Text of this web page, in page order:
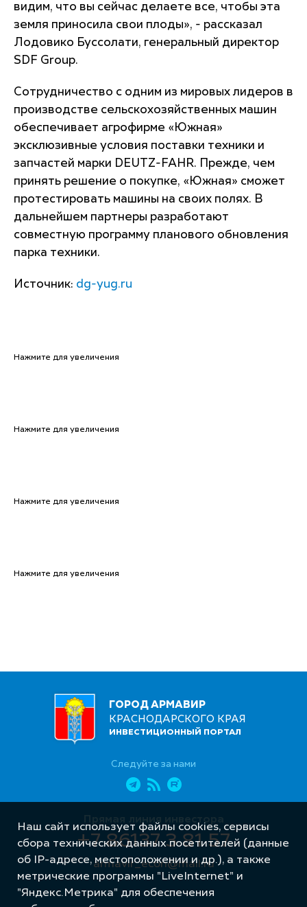
видим, что вы сейчас делаете все, чтобы эта
земля приносила свои плоды», - рассказал
Лодовико Буссолати, генеральный директор
SDF Group.
Сотрудничество с одним из мировых лидеров в
производстве сельскохозяйственных машин
обеспечивает агрофирме «Южная»
эксклюзивные условия поставки техники и
запчастей марки DEUTZ-FAHR. Прежде, чем
принять решение о покупке, «Южная» сможет
протестировать машины на своих полях. В
дальнейшем партнеры разработают
совместную программу планового обновления
парка техники.
Источник: dg-yug.ru
Нажмите для увеличения
Нажмите для увеличения
Нажмите для увеличения
Нажмите для увеличения
ГОРОД АРМАВИР
КРАСНОДАРСКОГО КРАЯ
ИНВЕСТИЦИОННЫЙ ПОРТАЛ
Следуйте за нами
Прямая линия инвестора
+7 86137 3 81 57
armavir_econ@mail.ru
Наш сайт использует файлы cookies, сервисы
сбора технических данных посетителей (данные
об IP-адресе, местоположении и др.), а также
метрические программы "LiveInternet" и
"Яндекс.Метрика" для обеспечения